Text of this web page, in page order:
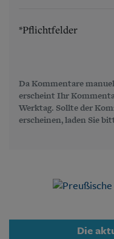
*Pflichtfelder
Da Kommentare
erscheint Ihr
Werktag. Sollte der
erscheinen, laden Sie
Die